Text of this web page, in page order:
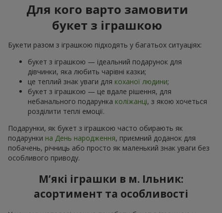
Для кого варто замовити
букет з іграшкою
Букети разом з іграшкою підходять у багатьох ситуаціях:
букет з іграшкою — ідеальний подарунок для
дівчинки, яка любить чарівні казки;
це теплий знак уваги для коханої людини;
букет з іграшкою — це вдале рішення, для
небанального подарунка коліжанці, з якою хочеться
розділити теплі емоції.
Подарунки, як букет з іграшкою часто обирають як
подарунки на День народження, приємний доданок для
побачень, річниць або просто як маленький знак уваги без
особливого приводу.
М’які іграшки в м. Ільник:
асортимент та особливості